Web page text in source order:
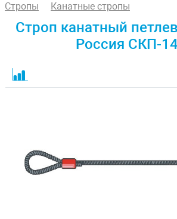
Стропы
Канатные стропы
Строп канатный
Россия СКП-